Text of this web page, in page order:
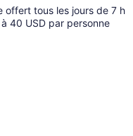
offert tous les jours de 7 h
40 USD par personne